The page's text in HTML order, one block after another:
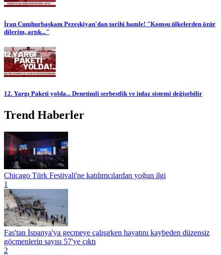
İran Cumhurbaşkanı Pezeşkiyan'dan tarihi hamle! "Komşu ülkelerden özür
dilerim, artık..."
12. Yargı Paketi yolda... Denetimli serbestlik ve infaz sistemi değişebilir
Trend Haberler
Chicago Türk Festivali'ne katılımcılardan yoğun ilgi
1
Fas'tan İspanya'ya geçmeye çalışırken hayatını kaybeden düzensiz
göçmenlerin sayısı 57'ye çıktı
2